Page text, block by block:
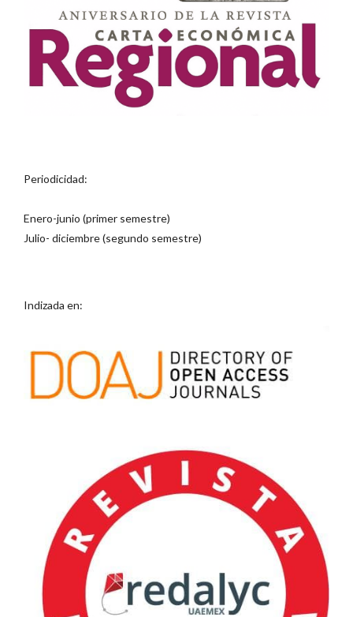
Periodicidad:
Enero-junio (primer semestre)
Julio- diciembre (segundo semestre)
Indizada en: